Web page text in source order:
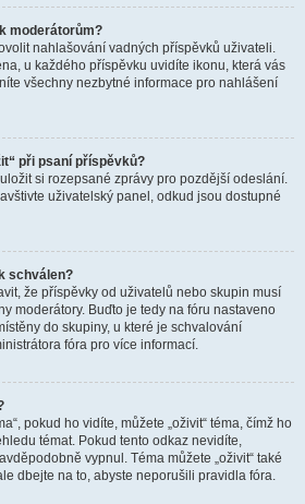
moderátorům?
nahlašování vadných příspěvků uživateli.
u každého příspěvku uvidíte ikonu, která vás
všechny nezbytné informace pro nahlášení
při psaní příspěvků?
si rozepsané zprávy pro pozdější odeslání.
uživatelský panel, odkud jsou dostupné
schválen?
že příspěvky od uživatelů nebo skupin musí
moderátory. Buďto je tedy na fóru nastaveno
do skupiny, u které je schvalování
fóra pro více informací.
pokud ho vidíte, můžete „oživit“ téma, čímž ho
témat. Pokud tento odkaz nevidíte,
vypnul. Téma můžete „oživit“ také
dbejte na to, abyste neporušili pravidla fóra.